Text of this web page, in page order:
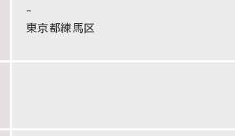
-
東京都練馬区